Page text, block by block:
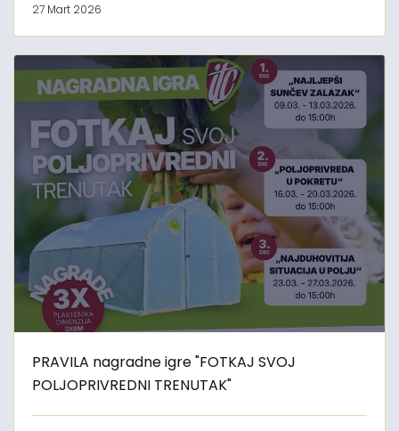
27 Mart 2026
PRAVILA nagradne igre "FOTKAJ SVOJ
POLJOPRIVREDNI TRENUTAK"